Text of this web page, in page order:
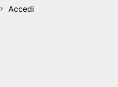
Accedi